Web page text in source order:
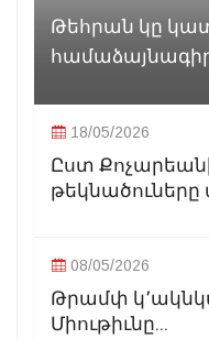
Թեհրան կը
18/05/2026
Ըստ
08/05/2026
Թրամփ
Միութիւնը...